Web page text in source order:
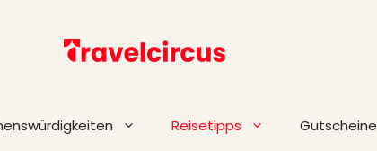
Reisetipps Gutscheine